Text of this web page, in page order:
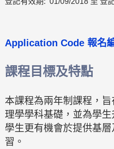
Application Code 報名
課程目標及特點
本課程為兩年制課程，
理學學科基礎，並為學生
學生更有機會於提供基
習。